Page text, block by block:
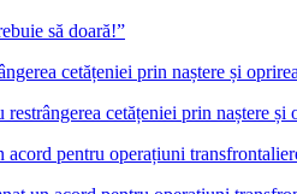
să doară!”
cetățeniei prin naștere